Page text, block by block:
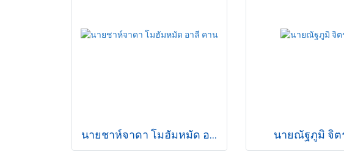
นายชาห์จาดา โมฮัมหมัด อาลี คาน นายณัฐภูมิ จิต